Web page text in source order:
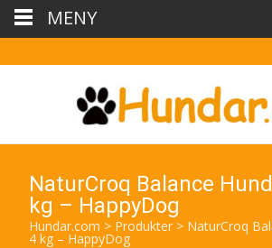
NaturCroq Balance
kg – HappyDog
Hundar.com > Produkter > NaturCroq
4 kg – HappyDog
MENY